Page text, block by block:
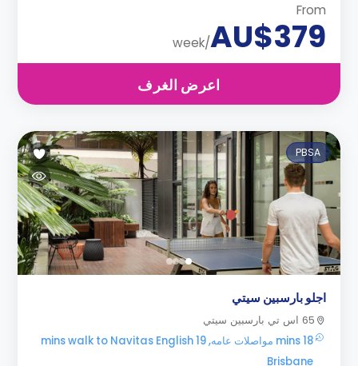
From
AU$379
/week
اعرض الغرف
PBSA
اجلو بارسبين سيتي
65 اس تي بارسبين سيتي
18 mins مواصلات عامه, 19 mins walk to Navitas English
Brisbane